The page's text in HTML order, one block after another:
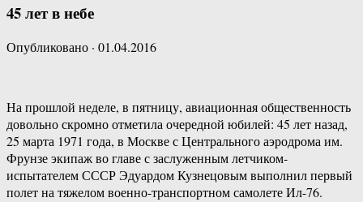
45 лет в небе
Опубликовано · 01.04.2016
На прошлой неделе, в пятницу, авиационная общественность
довольно скромно отметила очередной юбилей: 45 лет назад,
25 марта 1971 года, в Москве с Центрального аэродрома им.
Фрунзе экипаж во главе с заслуженным летчиком-
испытателем СССР Эдуардом Кузнецовым выполнил первый
полет на тяжелом военно-транспортном самолете Ил-76.